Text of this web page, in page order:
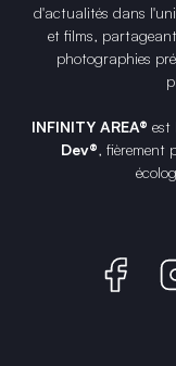
d'actualités dans
et films,
photographies
INFINITY AREA® est
Dev®, fièrement